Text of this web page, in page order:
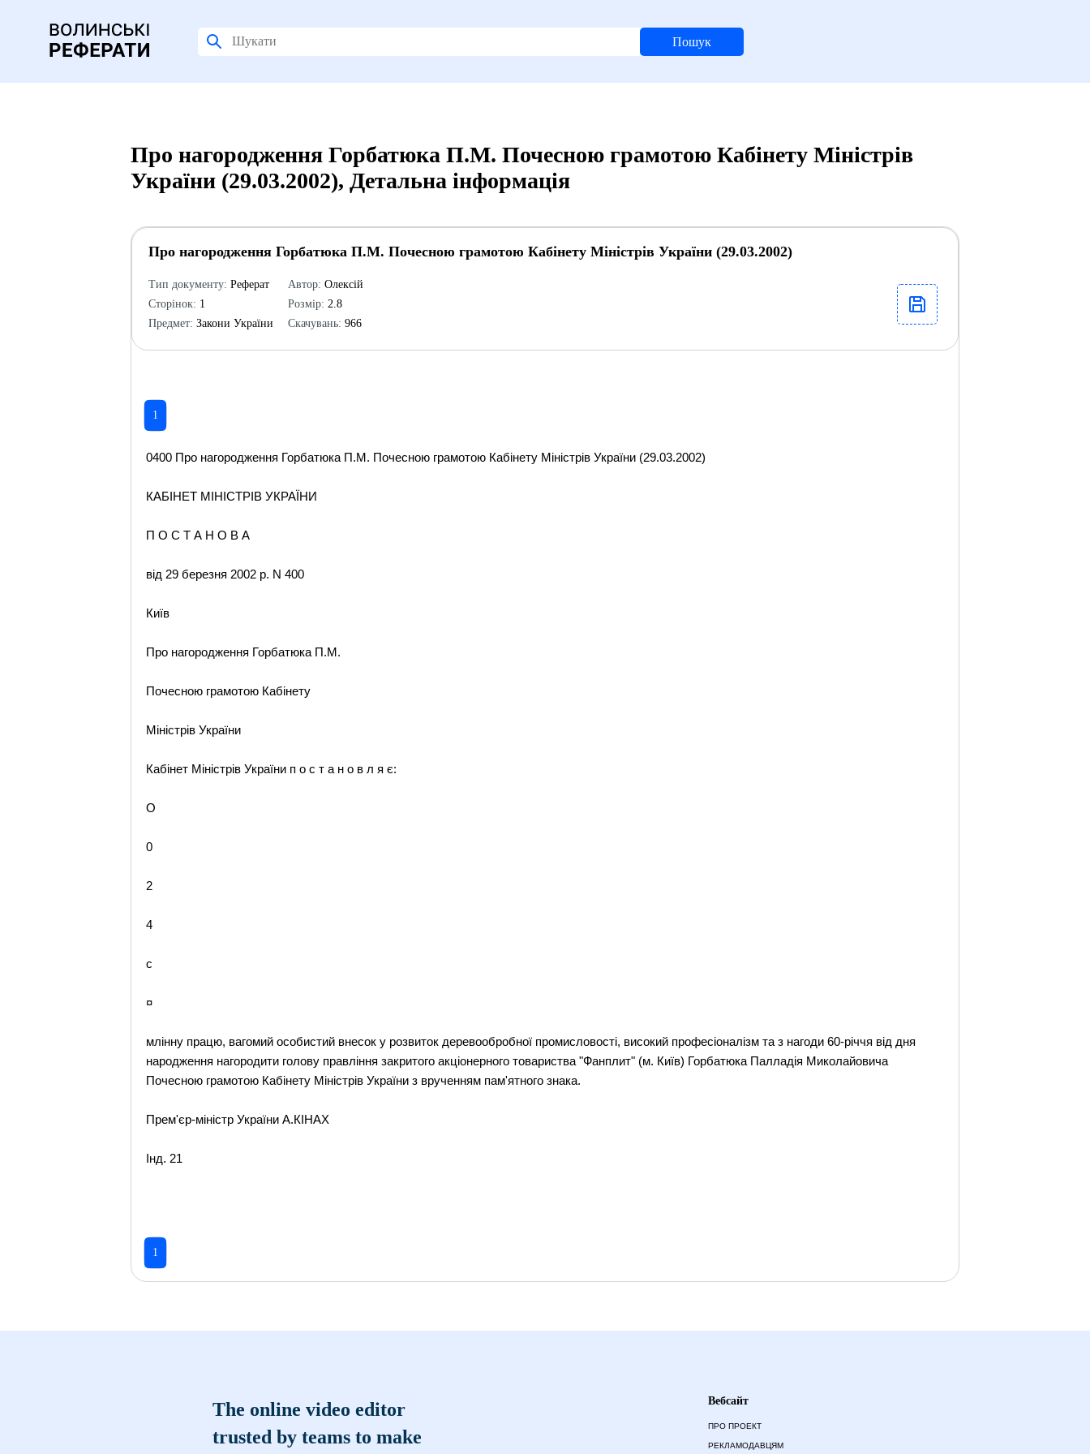
Пошук
Про нагородження Горбатюка П.М. Почесною грамотою Кабінету Міністрів
України (29.03.2002), Детальна інформація
Про нагородження Горбатюка П.М. Почесною грамотою Кабінету Міністрів України (29.03.2002)
Тип документу: Реферат
Сторінок: 1
Предмет: Закони України
Автор: Олексій
Розмір: 2.8
Скачувань: 966
1
0400 Про нагородження Горбатюка П.М. Почесною грамотою Кабінету Міністрів України (29.03.2002)
КАБІНЕТ МІНІСТРІВ УКРАЇНИ
П О С Т А Н О В А
від 29 березня 2002 р. N 400
Київ
Про нагородження Горбатюка П.М.
Почесною грамотою Кабінету
Міністрів України
Кабінет Міністрів України п о с т а н о в л я є:
O
0
2
4
c
¤
млінну працю, вагомий особистий внесок у розвиток деревообробної промисловості, високий професіоналізм та з нагоди 60-річчя від дня
народження нагородити голову правління закритого акціонерного товариства "Фанплит" (м. Київ) Горбатюка Палладія Миколайовича
Почесною грамотою Кабінету Міністрів України з врученням пам'ятного знака.
Прем'єр-міністр України А.КІНАХ
Інд. 21
1
The online video editor
trusted by teams to make
Вебсайт
ПРО ПРОЕКТ
РЕКЛАМОДАВЦЯМ